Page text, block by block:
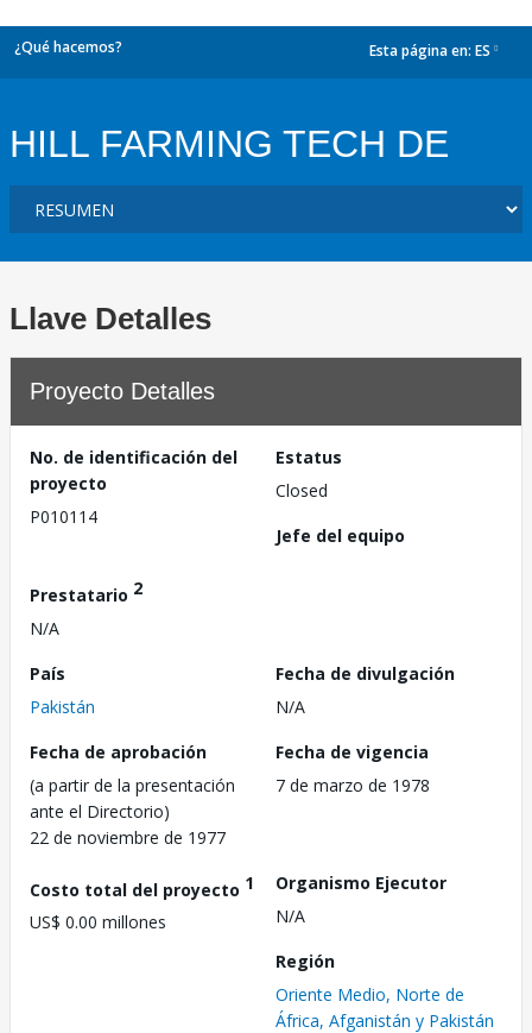
¿Qué hacemos? Esta página en: ES
HILL FARMING TECH DE
Llave Detalles
Proyecto Detalles
No. de identificación del
proyecto
P010114
Estatus
Closed
Jefe del equipo
Prestatario 2
N/A
País
Pakistán
Fecha de divulgación
N/A
Fecha de aprobación
(a partir de la presentación
ante el Directorio)
22 de noviembre de 1977
Fecha de vigencia
7 de marzo de 1978
Costo total del proyecto 1
US$ 0.00 millones
Organismo Ejecutor
N/A
Región
Oriente Medio, Norte de
África, Afganistán y Pakistán